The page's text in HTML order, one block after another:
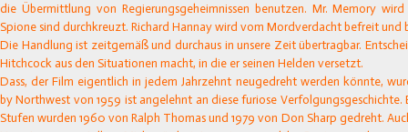
die Übermittlung von Regierungsgeheimnissen benutzen. Mr. Memory
Spione sind durchkreuzt. Richard Hannay wird vom Mordverdacht befreit und
Die Handlung ist zeitgemäß und durchaus in unsere Zeit übertragbar.
Hitchcock aus den Situationen macht, in die er seinen Helden versetzt.
Dass, der Film eigentlich in jedem Jahrzehnt neugedreht werden könnte,
by Northwest von 1959 ist angelehnt an diese furiose Verfolgungsgeschichte.
Stufen wurden 1960 von Ralph Thomas und 1979 von Don Sharp gedreht.